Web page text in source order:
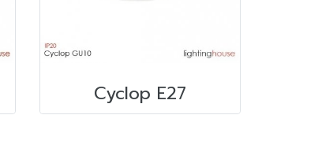
Cyclop E27